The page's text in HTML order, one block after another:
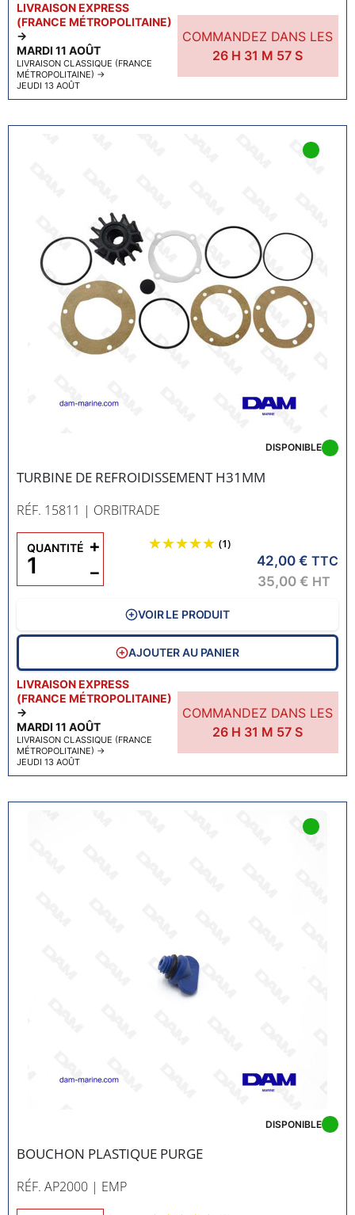
LIVRAISON EXPRESS
(FRANCE MÉTROPOLITAINE)
→
MARDI 11 AOÛT
LIVRAISON CLASSIQUE (FRANCE
MÉTROPOLITAINE) →
JEUDI 13 AOÛT
COMMANDEZ DANS LES
26H 31 M 56 S
TURBINE DE REFROIDISSEMENT H31MM
RÉF. 15811 | ORBITRADE
LIVRAISON EXPRESS
(FRANCE MÉTROPOLITAINE)
→
MARDI 11 AOÛT
LIVRAISON CLASSIQUE (FRANCE
MÉTROPOLITAINE) →
JEUDI 13 AOÛT
COMMANDEZ DANS LES
26H 31 M 56 S
DISPONIBLE
(1)
42,00 € TTC
35,00 € HT
QUANTITÉ
−
+
VOIR LE PRODUIT
AJOUTER AU PANIER
BOUCHON PLASTIQUE PURGE
RÉF. AP2000 | EMP
DISPONIBLE